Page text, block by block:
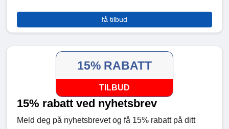
få tilbud
15% RABATT
TILBUD
15% rabatt ved nyhetsbrev
Meld deg på nyhetsbrevet og få 15% rabatt på ditt